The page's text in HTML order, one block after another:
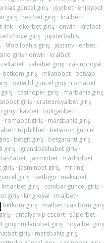
güncel giriş · jojobet · enjoybet
giriş · restbet giriş · kralbet ·
link · jokerbet giriş · onwin · Kralbet ·
betsmove giriş · jupiterbahis ·
· Mobilbahis giriş · justintv · enbet ·
giriş · onwin · kralbet ·
celtabet · sahabet giriş · casinoroyal ·
· betkom giriş · milanobet · betyap
· betwild güncel giriş · romabet
· casinoper giriş · marbahis giriş
giriş · cratosroyalbet giriş ·
giriş · kavbet · holiganbet ·
· romabet giriş · marsbahis giriş ·
· tophillbet · betwoon güncel
· betgit giriş · betgaranti giriş ·
giriş · grandpashabet giriş ·
· jasminbet · madridbet
giriş · jasminbet giriş · mrking ·
giriş · betbigo · maksibet ·
limanbet giriş · coinbar güncel giriş ·
giriş · kingroyal · imajbet ·
betkom giriş · matbet · casibom giriş
· antalya vip escort · süperbet
giriş · milanobet giriş · royalbet giriş
giriş · marsbahis giriş ·